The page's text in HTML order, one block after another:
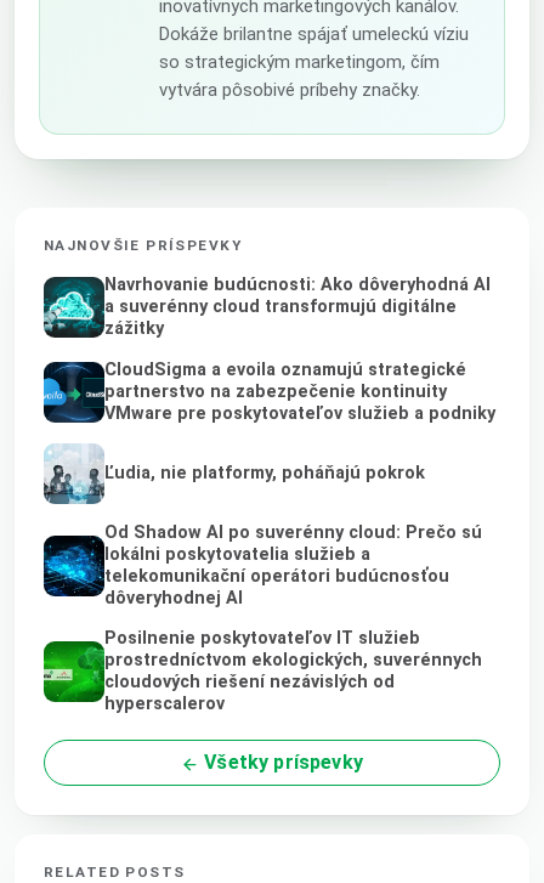
inovatívnych marketingových kanálov.
Dokáže brilantne spájať umeleckú víziu
so strategickým marketingom, čím
vytvára pôsobivé príbehy značky.
NAJNOVŠIE PRÍSPEVKY
Navrhovanie budúcnosti: Ako dôveryhodná AI
a suverénny cloud transformujú digitálne
zážitky
CloudSigma a evoila oznamujú strategické
partnerstvo na zabezpečenie kontinuity
VMware pre poskytovateľov služieb a podniky
Ľudia, nie platformy, poháňajú pokrok
Od Shadow AI po suverénny cloud: Prečo sú
lokálni poskytovatelia služieb a
telekomunikační operátori budúcnosťou
dôveryhodnej AI
Posilnenie poskytovateľov IT služieb
prostredníctvom ekologických, suverénnych
cloudových riešení nezávislých od
hyperscalerov
Všetky príspevky
RELATED POSTS